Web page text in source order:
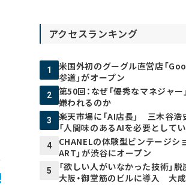
アクセスランキング
1
米国外初のグーグル直営店「
参道」がオープン
2
第50回：なぜ「優秀なマネジャー
嫌われるのか
3
楽天市場に「AI店長」 三木谷浩
「人間味のあるAIを必要としてい
4
CHANELの体験型ビンテージシ
ART」が渋谷にオープン
5
「欲しい人がいなかった技術」脱
大阪・御堂筋のビルに導入 大